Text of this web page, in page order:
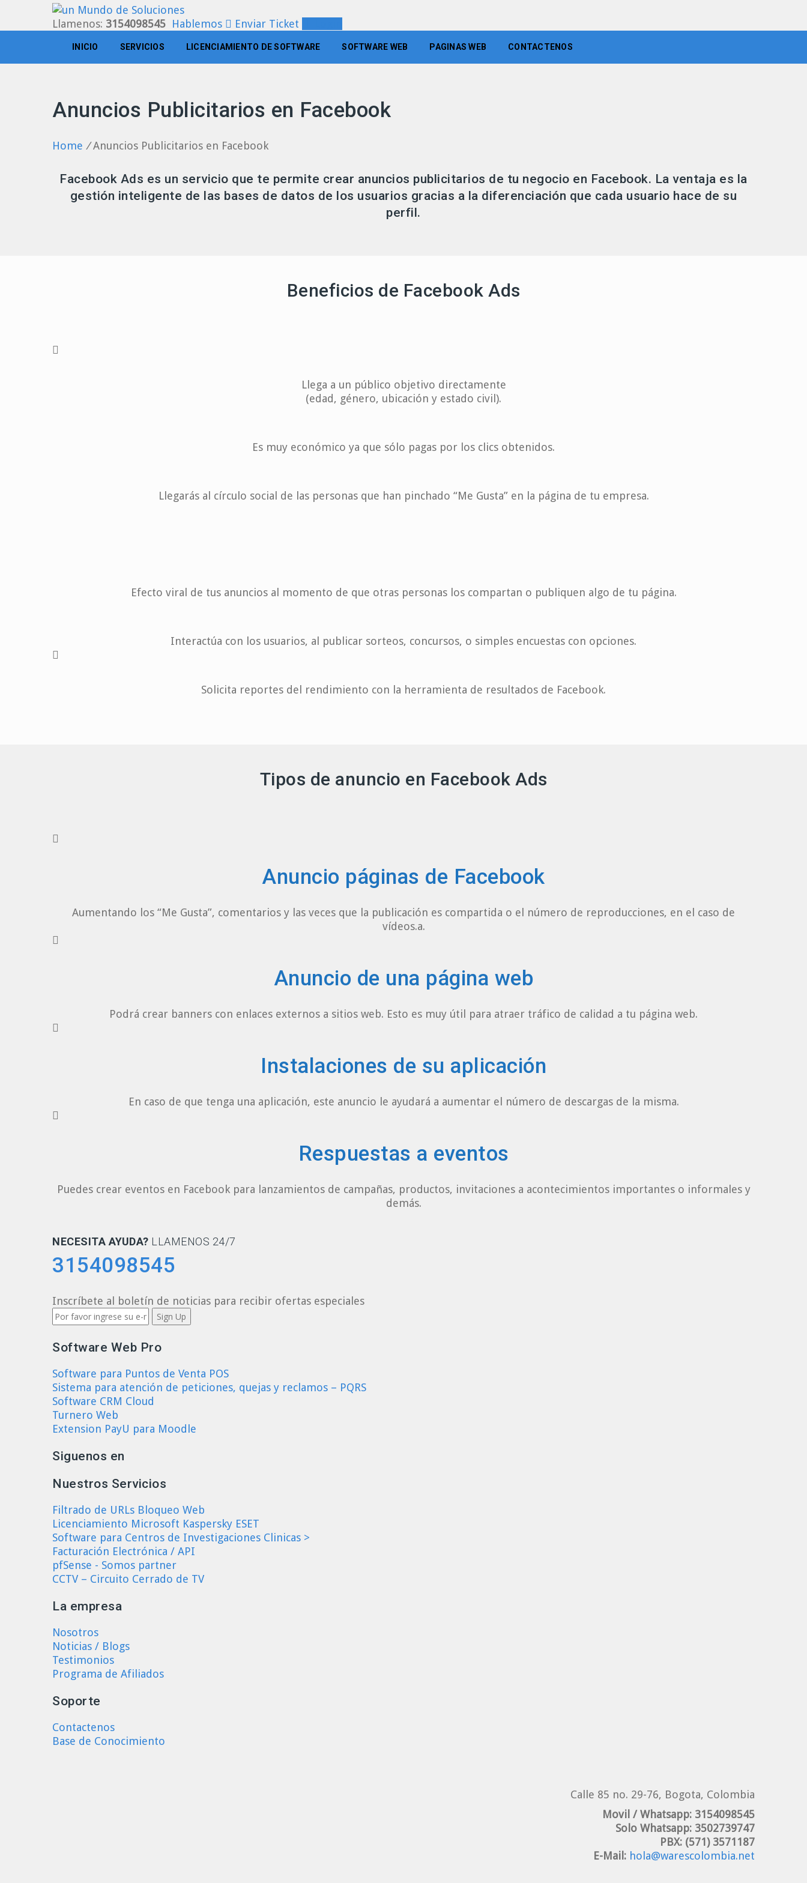
Llamenos: 3154098545 Hablemos Enviar Ticket
INICIO SERVICIOS LICENCIAMIENTO DE SOFTWARE SOFTWARE WEB PAGINAS WEB CONTACTENOS
Anuncios Publicitarios en Facebook
Home / Anuncios Publicitarios en Facebook
Facebook Ads es un servicio que te permite crear anuncios publicitarios de tu negocio en Facebook. La ventaja es la
gestión inteligente de las bases de datos de los usuarios gracias a la diferenciación que cada usuario hace de su
perfil.
Beneficios de Facebook Ads
Llega a un público objetivo directamente
(edad, género, ubicación y estado civil).
Es muy económico ya que sólo pagas por los clics obtenidos.
Llegarás al círculo social de las personas que han pinchado “Me Gusta” en la página de tu empresa.
Efecto viral de tus anuncios al momento de que otras personas los compartan o publiquen algo de tu página.
Interactúa con los usuarios, al publicar sorteos, concursos, o simples encuestas con opciones.
Solicita reportes del rendimiento con la herramienta de resultados de Facebook.
Tipos de anuncio en Facebook Ads
Anuncio páginas de Facebook
Aumentando los “Me Gusta”, comentarios y las veces que la publicación es compartida o el número de reproducciones, en el caso de
vídeos.a.
Anuncio de una página web
Podrá crear banners con enlaces externos a sitios web. Esto es muy útil para atraer tráfico de calidad a tu página web.
Instalaciones de su aplicación
En caso de que tenga una aplicación, este anuncio le ayudará a aumentar el número de descargas de la misma.
Respuestas a eventos
Puedes crear eventos en Facebook para lanzamientos de campañas, productos, invitaciones a acontecimientos importantes o informales y
demás.
NECESITA AYUDA? LLAMENOS 24/7
3154098545
Inscríbete al boletín de noticias para recibir ofertas especiales
Software Web Pro
Software para Puntos de Venta POS
Sistema para atención de peticiones, quejas y reclamos – PQRS
Software CRM Cloud
Turnero Web
Extension PayU para Moodle
Siguenos en
Nuestros Servicios
Filtrado de URLs Bloqueo Web
Licenciamiento Microsoft Kaspersky ESET
Software para Centros de Investigaciones Clinicas >
Facturación Electrónica / API
pfSense - Somos partner
CCTV – Circuito Cerrado de TV
La empresa
Nosotros
Noticias / Blogs
Testimonios
Programa de Afiliados
Soporte
Contactenos
Base de Conocimiento
Calle 85 no. 29-76, Bogota, Colombia
Movil / Whatsapp: 3154098545
Solo Whatsapp: 3502739747
PBX: (571) 3571187
E-Mail: hola@warescolombia.net